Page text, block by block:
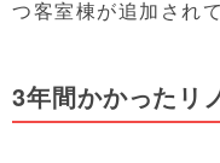
つ客室棟が追加され
3年間かかったリ